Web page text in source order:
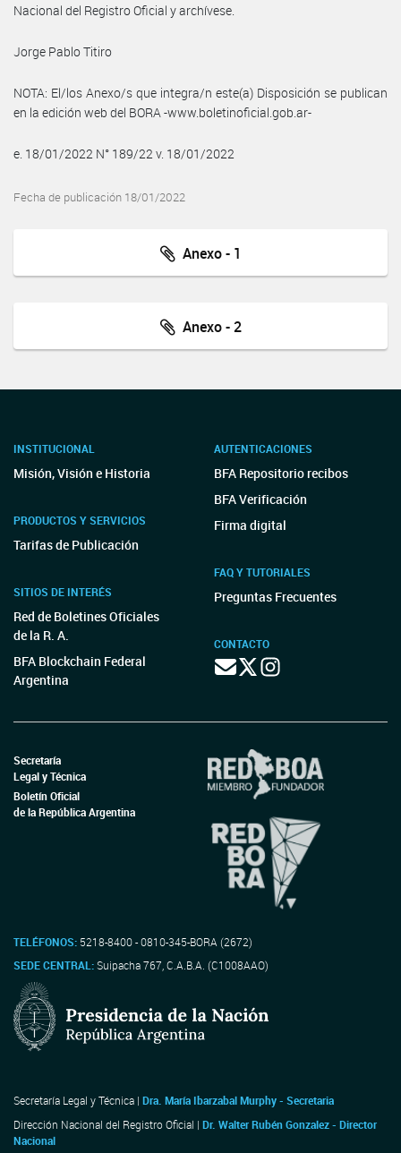
Nacional del Registro Oficial y archívese.
Jorge Pablo Titiro
NOTA: El/los Anexo/s que integra/n este(a) Disposición se publican
en la edición web del BORA -www.boletinoficial.gob.ar-
e. 18/01/2022 N° 189/22 v. 18/01/2022
Fecha de publicación 18/01/2022
Anexo - 1
Anexo - 2
INSTITUCIONAL
Misión, Visión e Historia
PRODUCTOS Y SERVICIOS
Tarifas de Publicación
SITIOS DE INTERÉS
Red de Boletines Oficiales
de la R. A.
BFA Blockchain Federal
Argentina
AUTENTICACIONES
BFA Repositorio recibos
BFA Verificación
Firma digital
FAQ Y TUTORIALES
Preguntas Frecuentes
CONTACTO
Secretaría
Legal y Técnica
Boletín Oficial
de la República Argentina
TELÉFONOS: 5218-8400 - 0810-345-BORA (2672)
SEDE CENTRAL:Suipacha 767, C.A.B.A. (C1008AAO)
Secretaría Legal y Técnica | Dra. María Ibarzabal Murphy - Secretaria
Dirección Nacional del Registro Oficial | Dr. Walter Rubén Gonzalez - Director
Nacional